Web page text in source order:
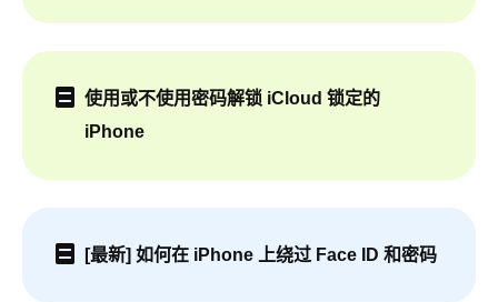
使用或不使用密码解锁 iCloud 锁定的
iPhone
[最新] 如何在 iPhone 上绕过 Face ID 和密码